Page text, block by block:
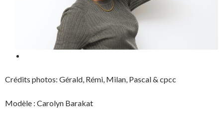
Crédits photos: Gérald, Rémi, Milan, Pascal & cpcc
Modèle : Carolyn Barakat